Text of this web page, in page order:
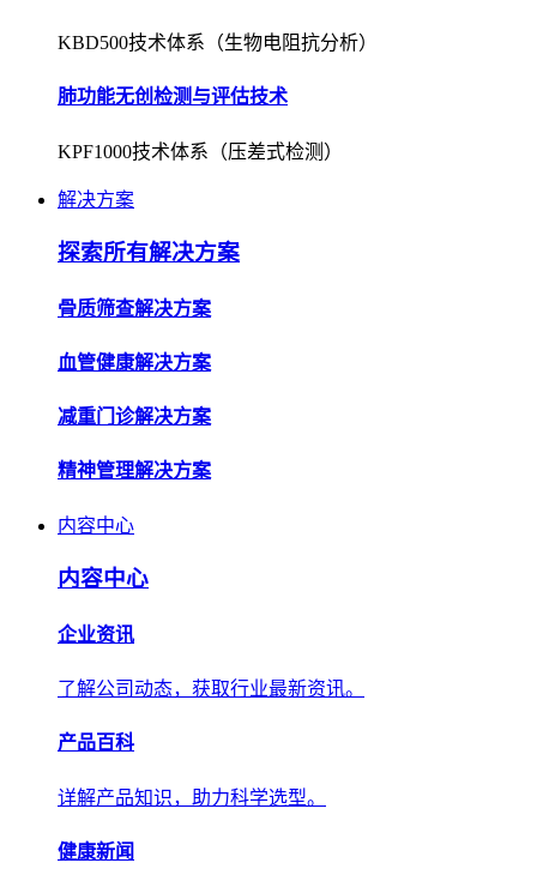
KBD500技术体系（生物电阻抗分析）
肺功能无创检测与评估技术
KPF1000技术体系（压差式检测）
解决方案
探索所有解决方案
骨质筛查解决方案
血管健康解决方案
减重门诊解决方案
精神管理解决方案
内容中心
内容中心
企业资讯
了解公司动态，获取行业最新资讯。
产品百科
详解产品知识，助力科学选型。
健康新闻